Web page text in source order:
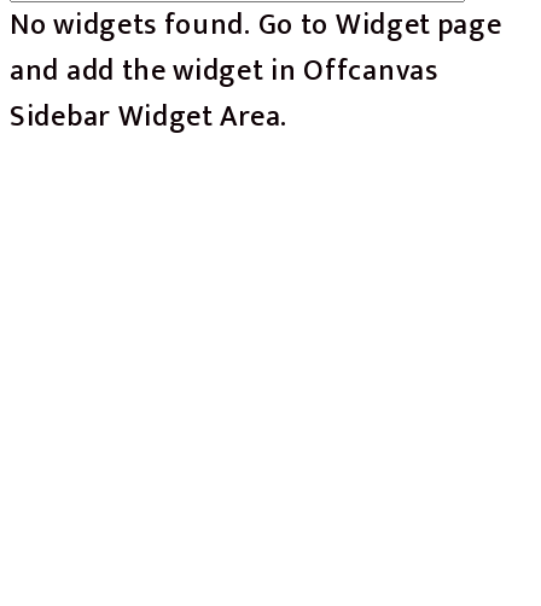
No widgets found. Go to Widget page
and add the widget in Offcanvas
Sidebar Widget Area.